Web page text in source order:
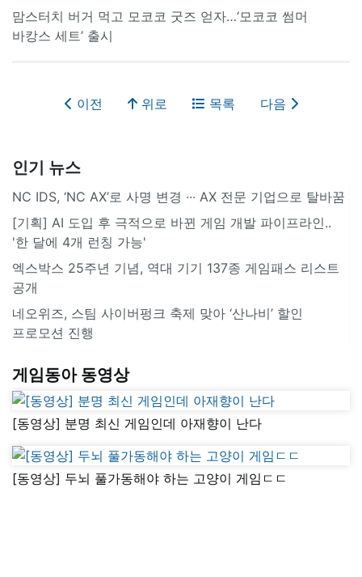
맘스터치 버거 먹고 모코코 굿즈 얻자…‘모코코 썸머
바캉스 세트’ 출시
이전 위로 목록 다음
인기 뉴스
NC IDS, ‘NC AX’로 사명 변경 ∙∙∙ AX 전문 기업으로 탈바꿈
[기획] AI 도입 후 극적으로 바뀐 게임 개발 파이프라인..
'한 달에 4개 런칭 가능'
엑스박스 25주년 기념, 역대 기기 137종 게임패스 리스트
공개
네오위즈, 스팀 사이버펑크 축제 맞아 ‘산나비’ 할인
프로모션 진행
게임동아 동영상
[동영상] 분명 최신 게임인데 아재향이 난다
[동영상] 두뇌 풀가동해야 하는 고양이 게임ㄷㄷ